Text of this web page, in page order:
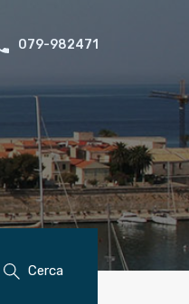
079-982471
Cerca